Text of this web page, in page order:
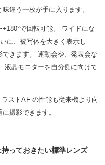
違う一枚が手に入ります。
+180°で回転可能。 ワイドにな
に、被写体を大きく表示し
きます。 運動会や、発表会な
液晶モニターを自分側に向けて
ストAF の性能も従来機より向
撮影できます。
っておきたい標準レンズ